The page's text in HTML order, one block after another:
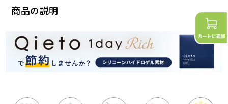
商品の説明